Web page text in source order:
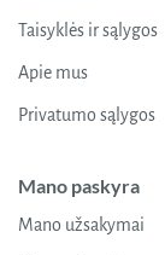
Taisyklės ir sąlygos
Apie mus
Privatumo sąlygos
Mano paskyra
Mano užsakymai